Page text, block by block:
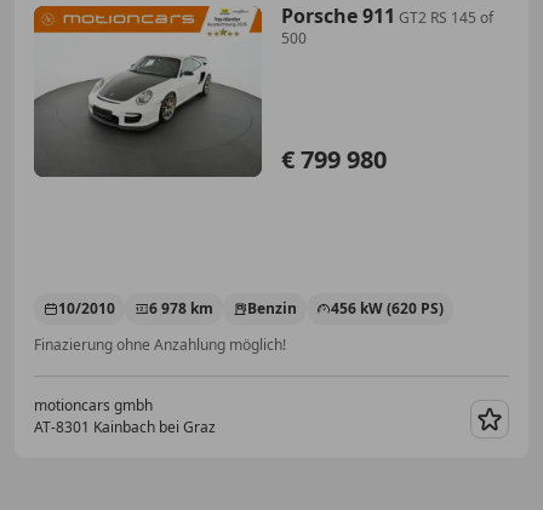
Porsche 911 GT2 RS 145 of
500
€ 799 980
10/2010 6 978 km Benzin
456 kW (620 PS)
Finazierung ohne Anzahlung möglich!
motioncars gmbh
AT-8301 Kainbach bei Graz